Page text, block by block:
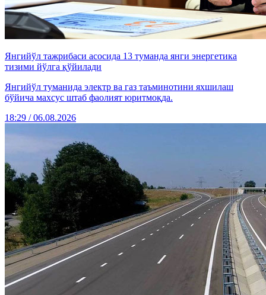
Янгийўл тажрибаси асосида 13 туманда янги энергетика
тизими йўлга қўйилади
Янгийўл туманида электр ва газ таъминотини яхшилаш
бўйича махсус штаб фаолият юритмоқда.
18:29 / 06.08.2026